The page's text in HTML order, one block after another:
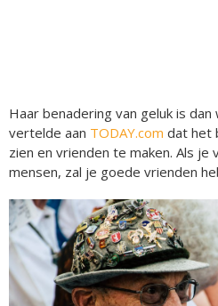
Haar benadering van geluk is
vertelde aan TODAY.com dat het
zien en vrienden te maken. Als
mensen, zal je goede vrienden